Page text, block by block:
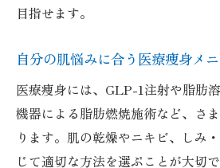
目指せます。
自分の肌悩みに合う医療痩身メ
医療痩身には、GLP-1注射や脂肪
機器による脂肪燃焼施術など、さ
ります。肌の乾燥やニキビ、しみ
じて適切な方法を選ぶことが大切